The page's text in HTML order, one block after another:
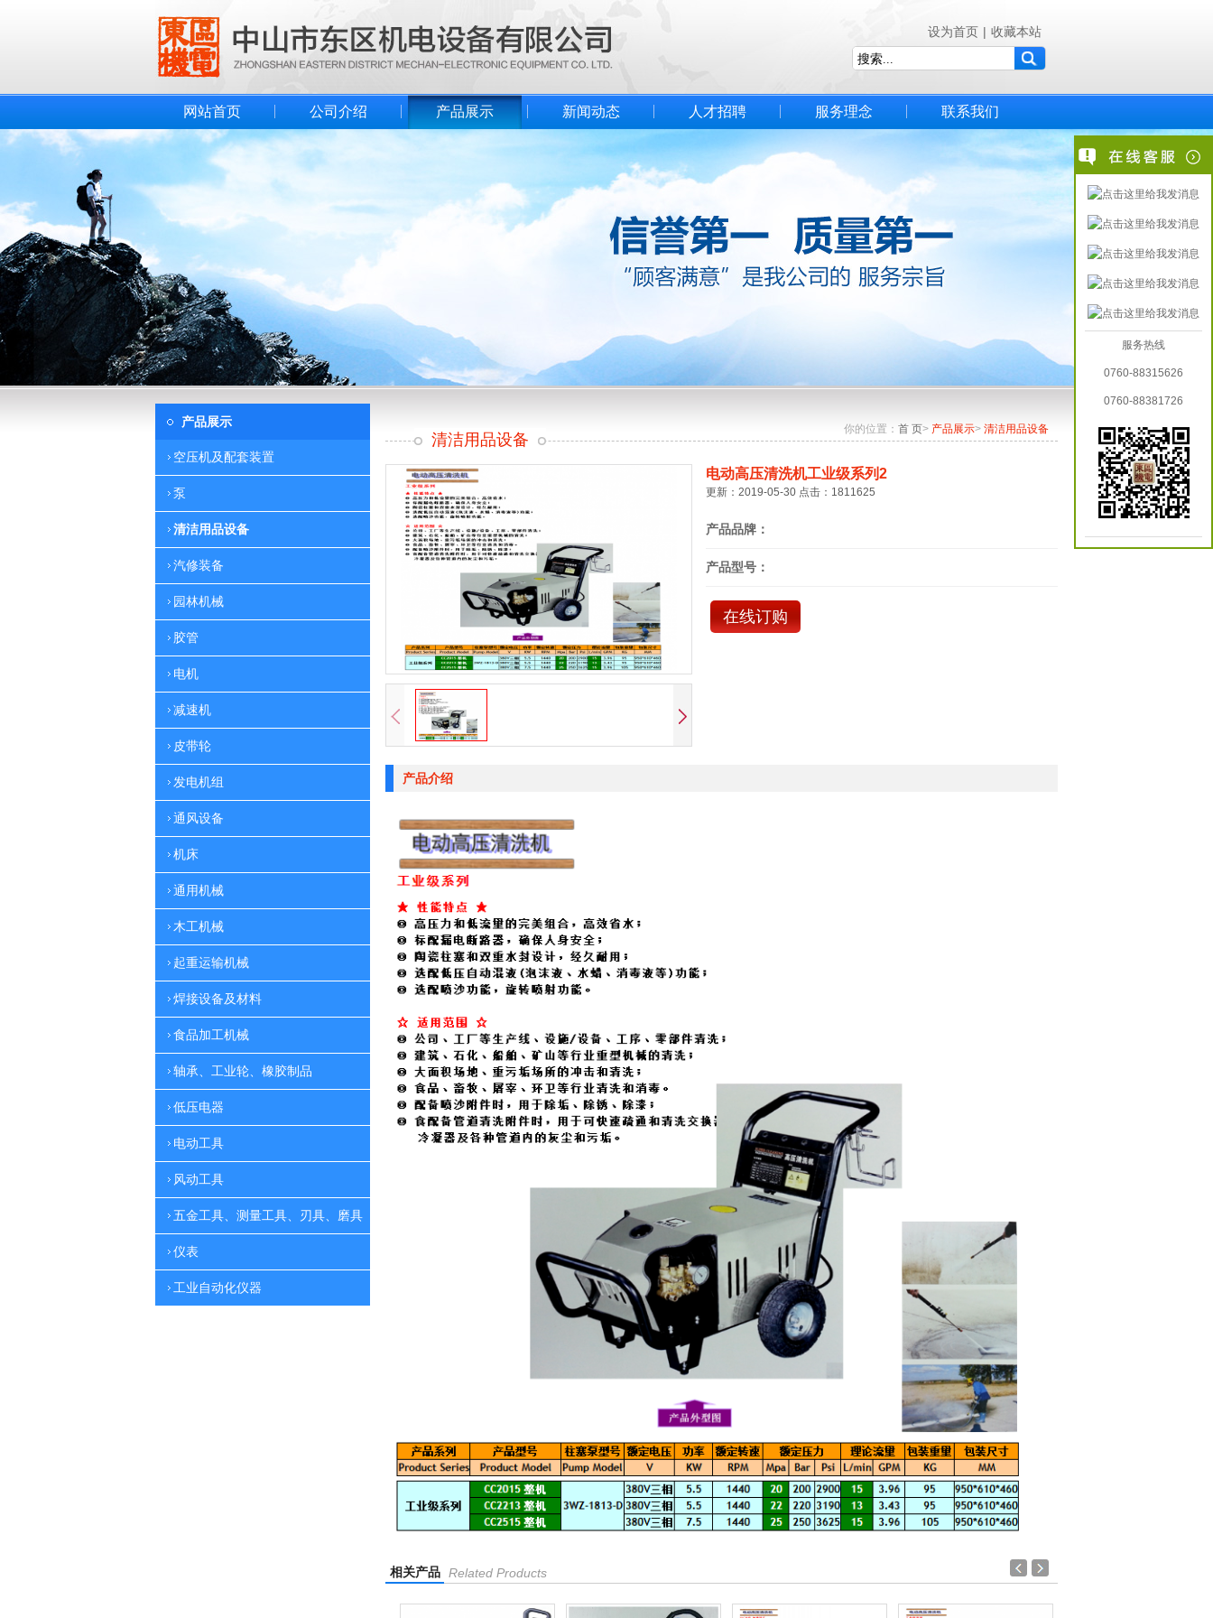
设为首页 | 收藏本站
网站首页 公司介绍 产品展示 新闻动态 人才招聘 服务理念 联系我们
产品展示
空压机及配套装置
泵
清洁用品设备
汽修装备
园林机械
胶管
电机
减速机
皮带轮
发电机组
通风设备
机床
通用机械
木工机械
起重运输机械
焊接设备及材料
食品加工机械
轴承、工业轮、橡胶制品
低压电器
电动工具
风动工具
五金工具、测量工具、刃具、磨具
仪表
工业自动化仪器
你的位置： 首 页> 产品展示> 清洁用品设备
清洁用品设备
电动高压清洗机工业级系列2
更新：2019-05-30 点击：1811625
产品品牌：
产品型号：
在线订购
产品介绍
相关产品 Related Products
服务热线
0760-88315626
0760-88381726